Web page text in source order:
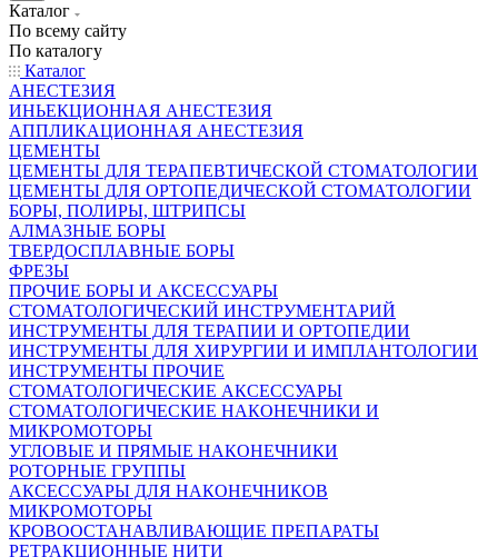
Каталог
По всему сайту
По каталогу
Каталог
АНЕСТЕЗИЯ
ИНЬЕКЦИОННАЯ АНЕСТЕЗИЯ
АППЛИКАЦИОННАЯ АНЕСТЕЗИЯ
ЦЕМЕНТЫ
ЦЕМЕНТЫ ДЛЯ ТЕРАПЕВТИЧЕСКОЙ СТОМАТОЛОГИИ
ЦЕМЕНТЫ ДЛЯ ОРТОПЕДИЧЕСКОЙ СТОМАТОЛОГИИ
БОРЫ, ПОЛИРЫ, ШТРИПСЫ
АЛМАЗНЫЕ БОРЫ
ТВЕРДОСПЛАВНЫЕ БОРЫ
ФРЕЗЫ
ПРОЧИЕ БОРЫ И АКСЕССУАРЫ
СТОМАТОЛОГИЧЕСКИЙ ИНСТРУМЕНТАРИЙ
ИНСТРУМЕНТЫ ДЛЯ ТЕРАПИИ И ОРТОПЕДИИ
ИНСТРУМЕНТЫ ДЛЯ ХИРУРГИИ И ИМПЛАНТОЛОГИИ
ИНСТРУМЕНТЫ ПРОЧИЕ
СТОМАТОЛОГИЧЕСКИЕ АКСЕССУАРЫ
СТОМАТОЛОГИЧЕСКИЕ НАКОНЕЧНИКИ И
МИКРОМОТОРЫ
УГЛОВЫЕ И ПРЯМЫЕ НАКОНЕЧНИКИ
РОТОРНЫЕ ГРУППЫ
АКСЕССУАРЫ ДЛЯ НАКОНЕЧНИКОВ
МИКРОМОТОРЫ
КРОВООСТАНАВЛИВАЮЩИЕ ПРЕПАРАТЫ
РЕТРАКЦИОННЫЕ НИТИ